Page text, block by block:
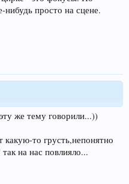
просто на сцене.
же тему говорили...))
то грусть,непонятно
на нас повлияло...